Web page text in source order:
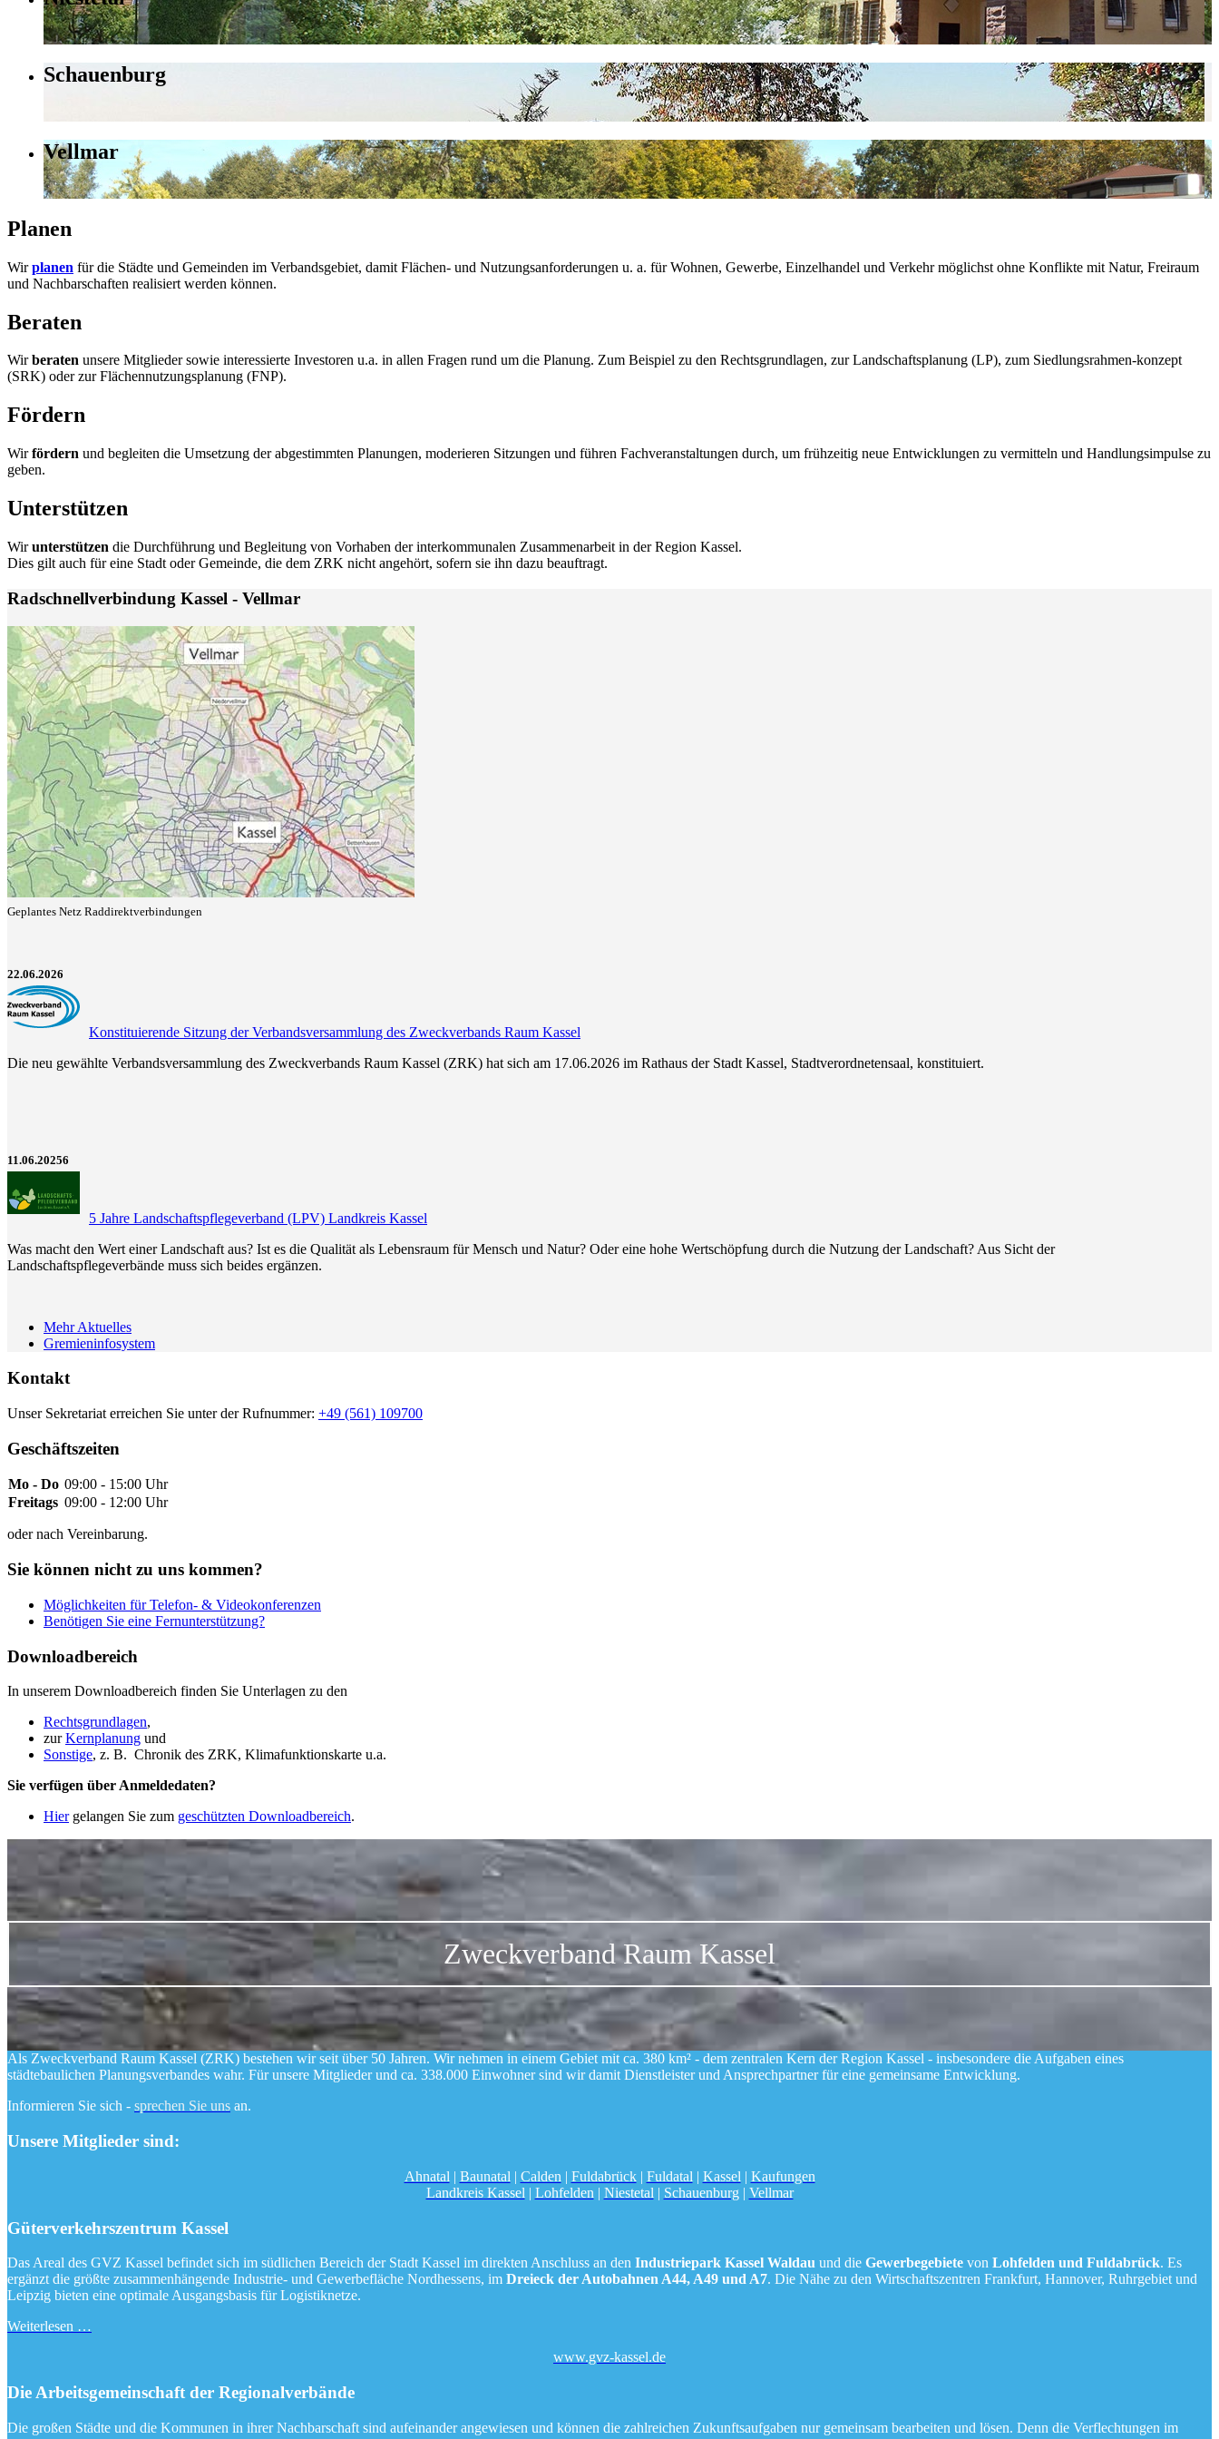
Schauenburg
Vellmar
Planen
Wirplanen für die Städte und Gemeinden im Verbandsgebiet, damit Flächen- und Nutzungsanforderungen u. a. für Wohnen, Gewerbe, Einzelhandel und Verkehr möglichst ohne Konflikte mit Natur, Freiraum
und Nachbarschaften realisiert werden können.
Beraten
Wirberaten unsere Mitglieder sowie interessierte Investoren u.a. in allen Fragen rund um die Planung. Zum Beispiel zu den Rechtsgrundlagen, zur Landschaftsplanung (LP), zum Siedlungsrahmen-konzept
(SRK) oder zur Flächennutzungsplanung (FNP).
Fördern
Wirfördern und begleiten die Umsetzung der abgestimmten Planungen, moderieren Sitzungen und führen Fachveranstaltungen durch, um frühzeitig neue Entwicklungen zu vermitteln und Handlungsimpulse zu
geben.
Unterstützen
Wirunterstützen die Durchführung und Begleitung von Vorhaben der interkommunalen Zusammenarbeit in der Region Kassel.
Dies gilt auch für eine Stadt oder Gemeinde, die dem ZRK nicht angehört, sofern sie ihn dazu beauftragt.
Radschnellverbindung Kassel - Vellmar
Geplantes Netz Raddirektverbindungen
22.06.2026
Konstituierende Sitzung der Verbandsversammlung des Zweckverbands Raum Kassel
Die neu gewählte Verbandsversammlung des Zweckverbands Raum Kassel (ZRK) hat sich am 17.06.2026 im Rathaus der Stadt Kassel, Stadtverordnetensaal, konstituiert.
11.06.20256
5 Jahre Landschaftspflegeverband (LPV) Landkreis Kassel
Was macht den Wert einer Landschaft aus? Ist es die Qualität als Lebensraum für Mensch und Natur? Oder eine hohe Wertschöpfung durch die Nutzung der Landschaft? Aus Sicht der
Landschaftspflegeverbände muss sich beides ergänzen.
Mehr Aktuelles
Gremieninfosystem
Kontakt
Unser Sekretariat erreichen Sie unter der Rufnummer: +49 (561) 109700
Geschäftszeiten
Mo - Do 09:00 - 15:00 Uhr
Freitags 09:00 - 12:00 Uhr
oder nach Vereinbarung.
Sie können nicht zu uns kommen?
Möglichkeiten für Telefon- & Videokonferenzen
Benötigen Sie eine Fernunterstützung?
Downloadbereich
In unserem Downloadbereich finden Sie Unterlagen zu den
Rechtsgrundlagen,
zurKernplanung und
Sonstige, z. B. Chronik des ZRK, Klimafunktionskarte u.a.
Sie verfügen über Anmeldedaten?
Hiergelangen Sie zum geschützten Downloadbereich.
Zweckverband Raum Kassel
Als Zweckverband Raum Kassel (ZRK) bestehen wir seit über 50 Jahren. Wir nehmen in einem Gebiet mit ca. 380 km² - dem zentralen Kern der Region Kassel - insbesondere die Aufgaben eines
städtebaulichen Planungsverbandes wahr. Für unsere Mitglieder und ca. 338.000 Einwohner sind wir damit Dienstleister und Ansprechpartner für eine gemeinsame Entwicklung.
Informieren Sie sich - sprechen Sie uns an.
Unsere Mitglieder sind:
Ahnatal | Baunatal | Calden | Fuldabrück| Fuldatal | Kassel | Kaufungen
Landkreis Kassel | Lohfelden | Niestetal | Schauenburg| Vellmar
Güterverkehrszentrum Kassel
Das Areal des GVZ Kassel befindet sich im südlichen Bereich der Stadt Kassel im direkten Anschluss an den Industriepark Kassel Waldau und die Gewerbegebiete von Lohfelden und Fuldabrück. Es
ergänzt die größte zusammenhängende Industrie- und Gewerbefläche Nordhessens, im Dreieck der Autobahnen A44, A49 und A7. Die Nähe zu den Wirtschaftszentren Frankfurt, Hannover, Ruhrgebiet und
Leipzig bieten eine optimale Ausgangsbasis für Logistiknetze.
Weiterlesen …
www.gvz-kassel.de
Die Arbeitsgemeinschaft der Regionalverbände
Die großen Städte und die Kommunen in ihrer Nachbarschaft sind aufeinander angewiesen und können die zahlreichen Zukunftsaufgaben nur gemeinsam bearbeiten und lösen. Denn die Verflechtungen im